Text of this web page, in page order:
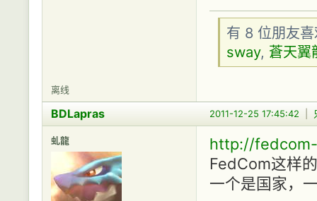
有 8 位朋友
sway, 蒼天翼
离线
2011-12-25 17:45:42
BDLapras
虬龍
http://
FedCom这样
一个是国家，